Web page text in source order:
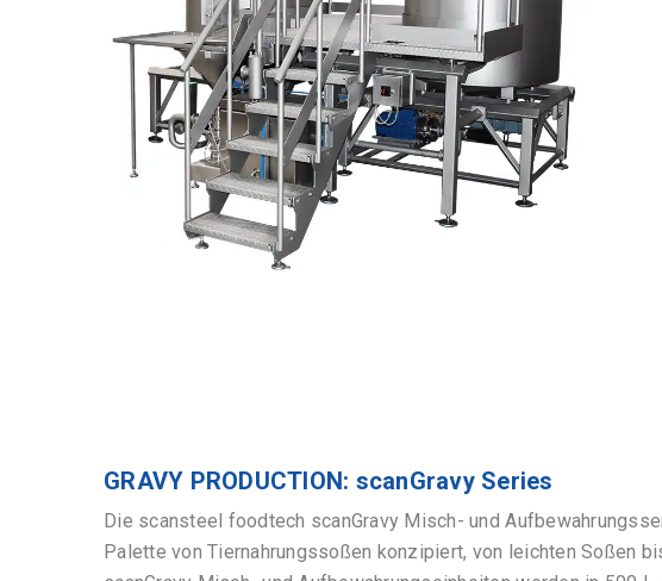
GRAVY PRODUCTION: scanGravy Series
Die scansteel foodtech scanGravy Misch- und
Palette von Tiernahrungssoßen konzipiert, von leichten Soßen